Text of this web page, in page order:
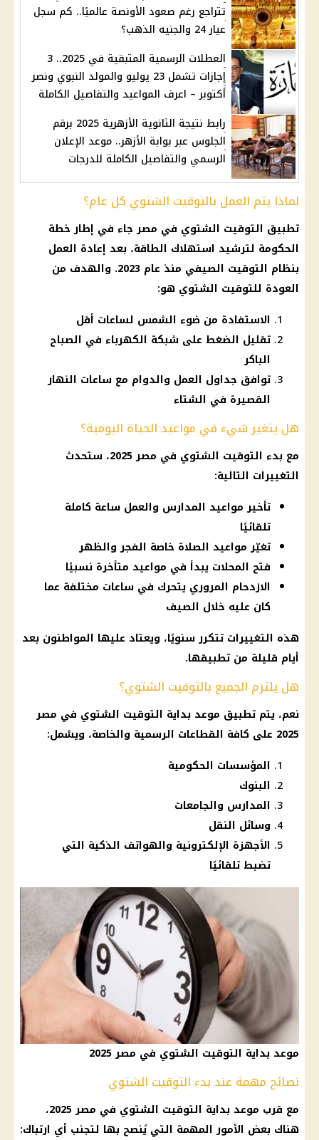
تتراجع رغم صعود الأونصة عالميًا.. كم سجل
عيار 24 والجنيه الذهب؟
العطلات الرسمية المتبقية في 2025.. 3
إجازات تشمل 23 يوليو والمولد النبوي ونصر
أكتوبر – اعرف المواعيد والتفاصيل الكاملة
رابط نتيجة الثانوية الأزهرية 2025 برقم
الجلوس عبر بوابة الأزهر.. موعد الإعلان
الرسمي والتفاصيل الكاملة للدرجات
لماذا يتم العمل بالتوقيت الشتوي كل عام؟
تطبيق التوقيت الشتوي في مصر جاء في إطار خطة
الحكومة لترشيد استهلاك الطاقة، بعد إعادة العمل
بنظام التوقيت الصيفي منذ عام 2023. والهدف من
العودة للتوقيت الشتوي هو:
الاستفادة من ضوء الشمس لساعات أقل
تقليل الضغط على شبكة الكهرباء في الصباح
الباكر
توافق جداول العمل والدوام مع ساعات النهار
القصيرة في الشتاء
هل يتغير شيء في مواعيد الحياة اليومية؟
مع بدء التوقيت الشتوي في مصر 2025
، ستحدث
التغييرات التالية:
تأخير مواعيد المدارس والعمل ساعة كاملة
تلقائيًا
تغيّر مواعيد الصلاة خاصة الفجر والظهر
فتح المحلات يبدأ في مواعيد متأخرة نسبيًا
الازدحام المروري يتحرك في ساعات مختلفة عما
كان عليه خلال الصيف
هذه التغييرات تتكرر سنويًا، ويعتاد عليها المواطنون بعد
أيام قليلة من تطبيقها.
هل يلتزم الجميع بالتوقيت الشتوي؟
نعم، يتم تطبيق موعد بداية التوقيت الشتوي في مصر
2025 على كافة القطاعات الرسمية والخاصة، ويشمل:
المؤسسات الحكومية
البنوك
المدارس والجامعات
وسائل النقل
الأجهزة الإلكترونية والهواتف الذكية التي
تضبط تلقائيًا
موعد بداية التوقيت الشتوي في مصر 2025
نصائح مهمة عند بدء التوقيت الشتوي
مع قرب موعد بداية التوقيت الشتوي في مصر 2025
،
هناك بعض الأمور المهمة التي يُنصح بها لتجنب أي ارتباك: